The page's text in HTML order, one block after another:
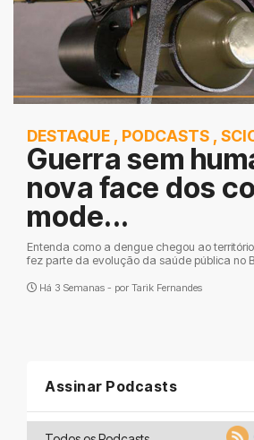
DESTAQUE , PODCASTS ,
Guerra sem
nova face dos
mode...
Entenda como a dengue chegou ao
fez parte da evolução da saúde pública no
Há 3 Semanas - por Tarik Fernandes
Assinar Podcasts